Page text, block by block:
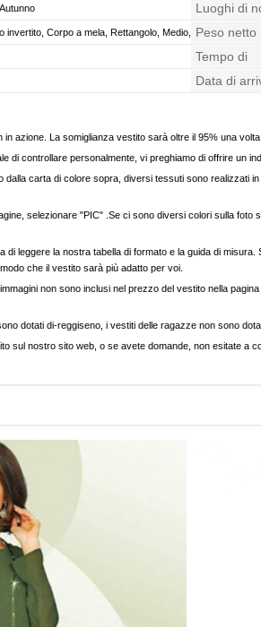
Luoghi di
invertito, Corpo a mela, Rettangolo, Medio, Peso netto
Tempo di
Data di
azione. La somiglianza vestito sarà oltre il 95% una volta
di controllare personalmente, vi preghiamo di offrire un
dalla carta di colore sopra, diversi tessuti sono realizzati
selezionare "PIC" .Se ci sono diversi colori sulla
di leggere la nostra tabella di formato e la guida di
che il vestito sarà più adatto per voi.
non sono inclusi nel prezzo del vestito nella
dotati di-reggiseno, i vestiti delle ragazze non sono
sul nostro sito web, o se avete domande, non esitate a